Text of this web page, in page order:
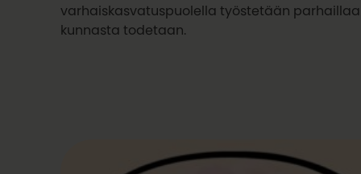
varhaiskasvatuspuolella työstetään
kunnasta todetaan.